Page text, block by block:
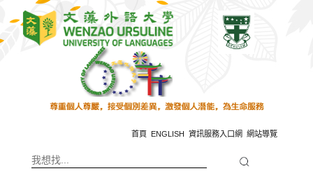
主
首頁 ENGLISH 資訊服務入口網 網站導覽